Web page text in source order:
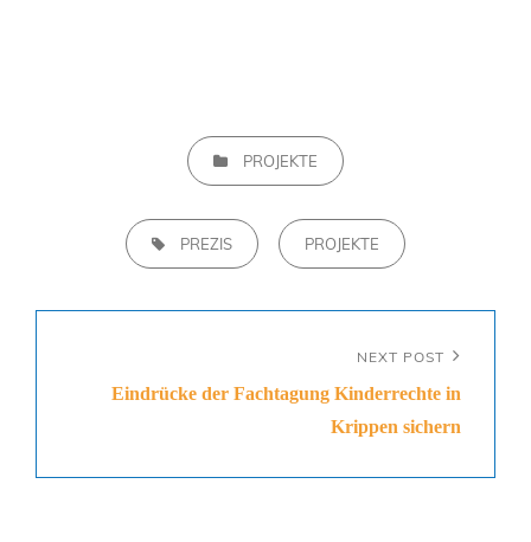
PROJEKTE
PREZIS PROJEKTE
NEXT POST
Eindrücke der Fachtagung Kinderrechte in
Krippen sichern